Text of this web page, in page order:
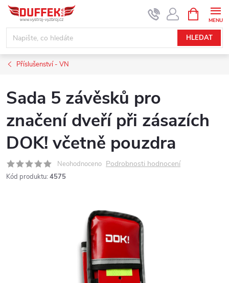
Přejít
obsah
HLEDAT
NÁKUPNÍ
KOŠÍK
Příslušenství - VN
Sada 5 závěsků pro
značení dveří při zásazích
DOK! včetně pouzdra
Neohodnoceno Podrobnosti hodnocení
Kód produktu: 4575